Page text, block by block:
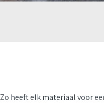
Zo heeft elk materiaal voor